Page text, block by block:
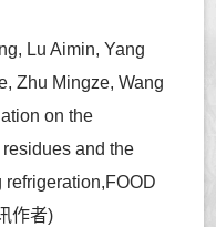
Lu Aimin, Yang
Zhu Mingze, Wang
on the
and the
作者)